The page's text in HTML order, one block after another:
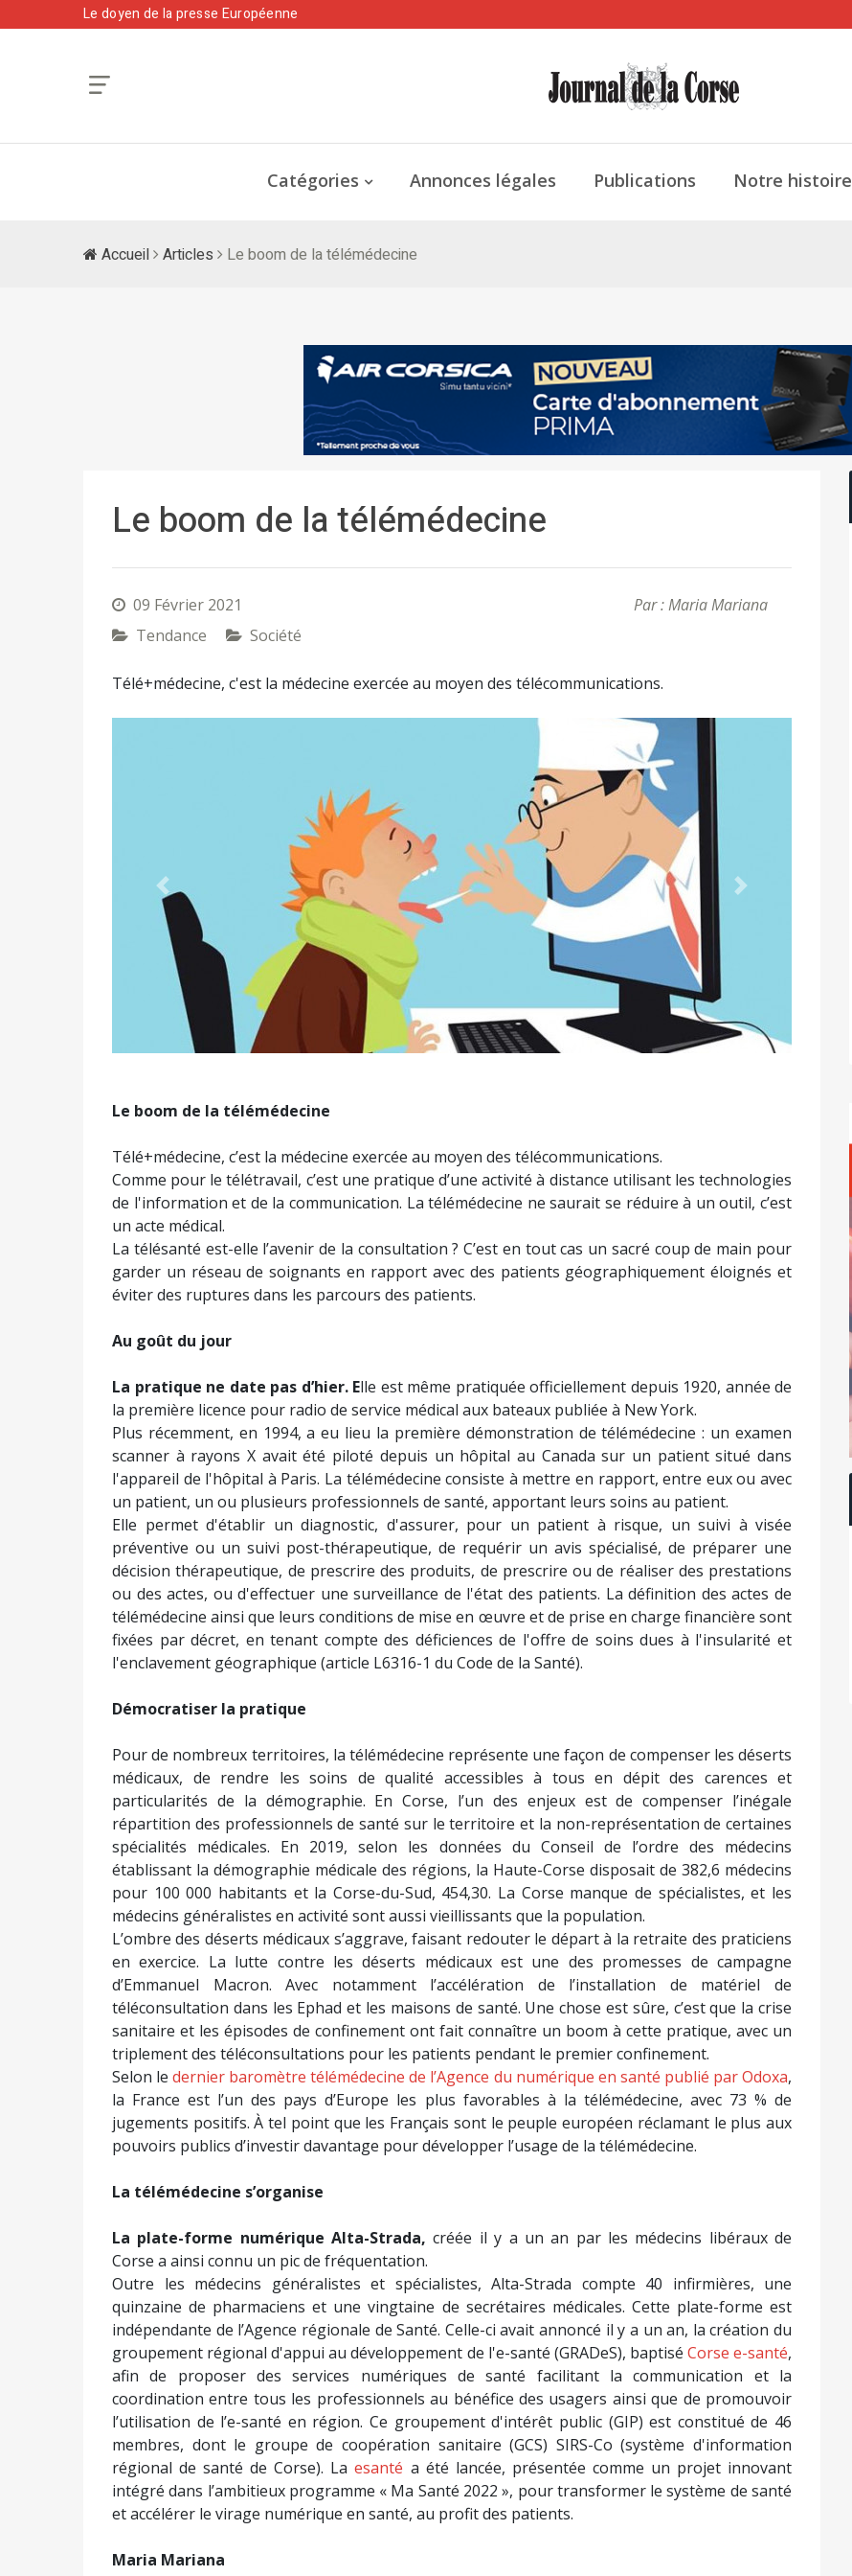
Le doyen de la presse Européenne
Catégories Annonces légales Publications Notre histoire
Accueil Articles Le boom de la télémédecine
Le boom de la télémédecine
09 Février 2021
Par : Maria Mariana
Tendance
Société
Télé+médecine, c'est la médecine exercée au moyen des télécommunications.
Précédent Suivant
Le boom de la télémédecine
Télé+médecine, c’est la médecine exercée au moyen des télécommunications.
Comme pour le télétravail, c’est une pratique d’une activité à distance utilisant les technologies
de l'information et de la communication. La télémédecine ne saurait se réduire à un outil, c’est
un acte médical.
La télésanté est-elle l’avenir de la consultation ? C’est en tout cas un sacré coup de main pour
garder un réseau de soignants en rapport avec des patients géographiquement éloignés et
éviter des ruptures dans les parcours des patients.
Au goût du jour
La pratique ne date pas d’hier. Elle est même pratiquée officiellement depuis 1920, année de
la première licence pour radio de service médical aux bateaux publiée à New York.
Plus récemment, en 1994, a eu lieu la première démonstration de télémédecine : un examen
scanner à rayons X avait été piloté depuis un hôpital au Canada sur un patient situé dans
l'appareil de l'hôpital à Paris. La télémédecine consiste à mettre en rapport, entre eux ou avec
un patient, un ou plusieurs professionnels de santé, apportant leurs soins au patient.
Elle permet d'établir un diagnostic, d'assurer, pour un patient à risque, un suivi à visée
préventive ou un suivi post-thérapeutique, de requérir un avis spécialisé, de préparer une
décision thérapeutique, de prescrire des produits, de prescrire ou de réaliser des prestations
ou des actes, ou d'effectuer une surveillance de l'état des patients. La définition des actes de
télémédecine ainsi que leurs conditions de mise en œuvre et de prise en charge financière sont
fixées par décret, en tenant compte des déficiences de l'offre de soins dues à l'insularité et
l'enclavement géographique (article L6316-1 du Code de la Santé).
Démocratiser la pratique
Pour de nombreux territoires, la télémédecine représente une façon de compenser les déserts
médicaux, de rendre les soins de qualité accessibles à tous en dépit des carences et
particularités de la démographie. En Corse, l’un des enjeux est de compenser l’inégale
répartition des professionnels de santé sur le territoire et la non-représentation de certaines
spécialités médicales. En 2019, selon les données du Conseil de l’ordre des médecins
établissant la démographie médicale des régions, la Haute-Corse disposait de 382,6 médecins
pour 100 000 habitants et la Corse-du-Sud, 454,30. La Corse manque de spécialistes, et les
médecins généralistes en activité sont aussi vieillissants que la population.
L’ombre des déserts médicaux s’aggrave, faisant redouter le départ à la retraite des praticiens
en exercice. La lutte contre les déserts médicaux est une des promesses de campagne
d’Emmanuel Macron. Avec notamment l’accélération de l’installation de matériel de
téléconsultation dans les Ephad et les maisons de santé. Une chose est sûre, c’est que la crise
sanitaire et les épisodes de confinement ont fait connaître un boom à cette pratique, avec un
triplement des téléconsultations pour les patients pendant le premier confinement.
Selon ledernier baromètre télémédecine de l’Agence du numérique en santé publié par Odoxa,
la France est l’un des pays d’Europe les plus favorables à la télémédecine, avec 73 % de
jugements positifs. À tel point que les Français sont le peuple européen réclamant le plus aux
pouvoirs publics d’investir davantage pour développer l’usage de la télémédecine.
La télémédecine s’organise
La plate-forme numérique Alta-Strada, créée il y a un an par les médecins libéraux de
Corse a ainsi connu un pic de fréquentation.
Outre les médecins généralistes et spécialistes, Alta-Strada compte 40 infirmières, une
quinzaine de pharmaciens et une vingtaine de secrétaires médicales. Cette plate-forme est
indépendante de l’Agence régionale de Santé. Celle-ci avait annoncé il y a un an, la création du
groupement régional d'appui au développement de l'e-santé (GRADeS), baptisé Corse e-santé,
afin de proposer des services numériques de santé facilitant la communication et la
coordination entre tous les professionnels au bénéfice des usagers ainsi que de promouvoir
l’utilisation de l’e-santé en région. Ce groupement d'intérêt public (GIP) est constitué de 46
membres, dont le groupe de coopération sanitaire (GCS) SIRS-Co (système d'information
régional de santé de Corse). Laesanté a été lancée, présentée comme un projet innovant
intégré dans l’ambitieux programme « Ma Santé 2022 », pour transformer le système de santé
et accélérer le virage numérique en santé, au profit des patients.
Maria Mariana